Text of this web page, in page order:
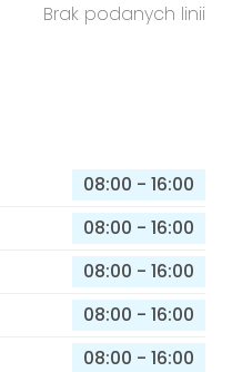
Brak podanych linii
08:00 - 16:00
08:00 - 16:00
08:00 - 16:00
08:00 - 16:00
08:00 - 16:00